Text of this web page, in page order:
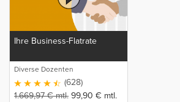
Ihre Business-Flatrate
Diverse Dozenten
(628)
1.669,97€mtl. 99,90 € mtl.